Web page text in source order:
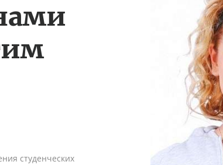
студенческих